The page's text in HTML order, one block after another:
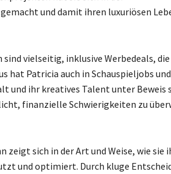
und damit ihren luxuriösen
vielseitig, inklusive Werbedeals, die
hat Patricia auch in Schauspieljobs
und ihr kreatives Talent unter Beweis
finanzielle Schwierigkeiten zu
sich in der Art und Weise, wie sie
und optimiert. Durch kluge